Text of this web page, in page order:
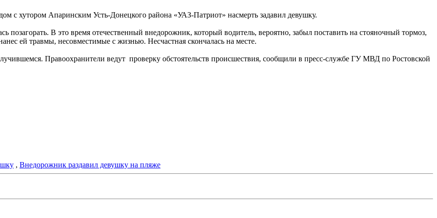
с хутором Апаринским Усть-Донецкого района «УАЗ-Патриот» насмерть задавил девушку.
В это время отечественный внедорожник, который водитель, вероятно, забыл поставить на стояночный тормоз,
ей травмы, несовместимые с жизнью. Несчастная скончалась на месте.
Правоохранители ведут проверку обстоятельств происшествия, сообщили в пресс-службе ГУ МВД по Ростовской
, Внедорожник раздавил девушку на пляже